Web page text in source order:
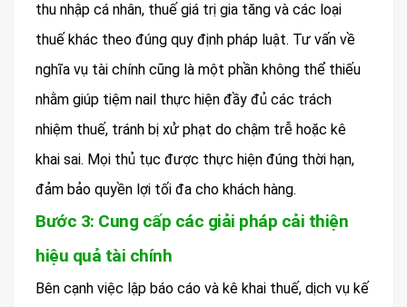
thu nhập cá nhân, thuế giá trị gia tăng và các loại
thuế khác theo đúng quy định pháp luật. Tư vấn về
nghĩa vụ tài chính cũng là một phần không thể thiếu
nhằm giúp tiệm nail thực hiện đầy đủ các trách
nhiệm thuế, tránh bị xử phạt do chậm trễ hoặc kê
khai sai. Mọi thủ tục được thực hiện đúng thời hạn,
đảm bảo quyền lợi tối đa cho khách hàng.
Bước 3: Cung cấp các giải pháp cải thiện
hiệu quả tài chính
Bên cạnh việc lập báo cáo và kê khai thuế, dịch vụ kế